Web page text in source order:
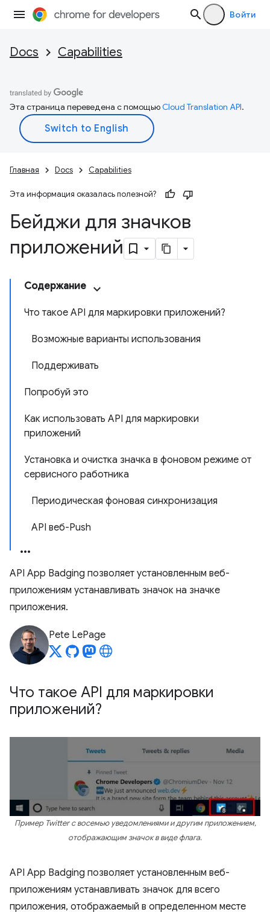
Войти
Docs Capabilities
Эта страница переведена с помощьюCloud Translation API.
Главная Docs Capabilities
Эта информация оказалась полезной?
Бейджи для значков
приложений
Содержание
Что такое API для маркировки приложений?
Возможные варианты использования
Поддерживать
Попробуй это
Как использовать API для маркировки
приложений
Установка и очистка значка в фоновом режиме от
сервисного работника
Периодическая фоновая синхронизация
API веб-Push
API App Badging позволяет установленным веб-
приложениям устанавливать значок на значке
приложения.
Pete LePage
Что такое API для маркировки
приложений?
Пример Twitter с восемью уведомлениями и другим приложением,
отображающим значок в виде флага.
API App Badging позволяет установленным веб-
приложениям устанавливать значок для всего
приложения, отображаемый в определенном месте